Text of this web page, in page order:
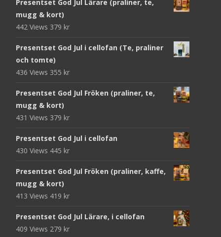
Presentset God Jul Lärare (praliner, te,
mugg & kort)
442 Views 379 kr
Presentset God Jul i cellofan (Te, praliner
och tomte)
436 Views 355 kr
Presentset God Jul Fröken (praliner, te,
mugg & kort)
431 Views 379 kr
Presentset God Jul i cellofan
430 Views 445 kr
Presentset God Jul Fröken (praliner, kaffe,
mugg & kort)
413 Views 419 kr
Presentset God Jul Lärare, i cellofan
409 Views 279 kr